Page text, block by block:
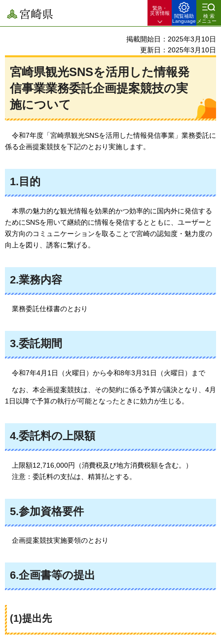
宮崎県
緊急・
災害情報
閲覧補助
Language
検索
メニュー
掲載開始日：2025年3月10日
更新日：2025年3月10日
宮崎県観光SNSを活用した情報発
信事業業務委託企画提案競技の実
施について
令和7年度「宮崎県観光SNSを活用した情報発信事業」業務委託に
係る企画提案競技を下記のとおり実施します。
1.目的
本県の魅力的な観光情報を効果的かつ効率的に国内外に発信する
ためにSNSを用いて継続的に情報を発信するとともに、ユーザーと
双方向のコミュニケーションを取ることで宮崎の認知度・魅力度の
向上を図り、誘客に繋げる。
2.業務内容
業務委託仕様書のとおり
3.委託期間
令和7年4月1日（火曜日）から令和8年3月31日（火曜日）まで
なお、本企画提案競技は、その契約に係る予算が議決となり、4月
1日以降で予算の執行が可能となったときに効力が生じる。
4.委託料の上限額
上限額12,716 ,000円（消費税及び地方消費税額を含む。）
注意：委託料の支払は、精算払とする。
5.参加資格要件
企画提案競技実施要領のとおり
6.企画書等の提出
(1)提出先